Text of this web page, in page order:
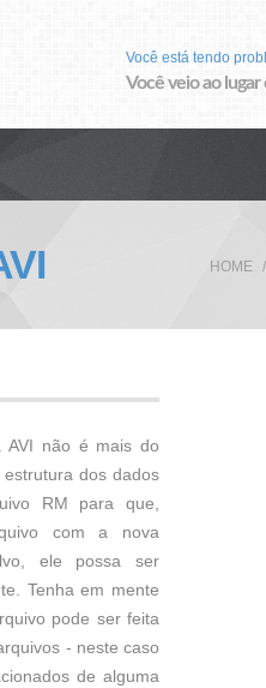
Você está tendo
Você veio ao
HOME
AVI não é mais do
dos dados
RM para que,
com a nova
ele possa ser
Tenha em mente
pode ser feita
- neste caso
de alguma